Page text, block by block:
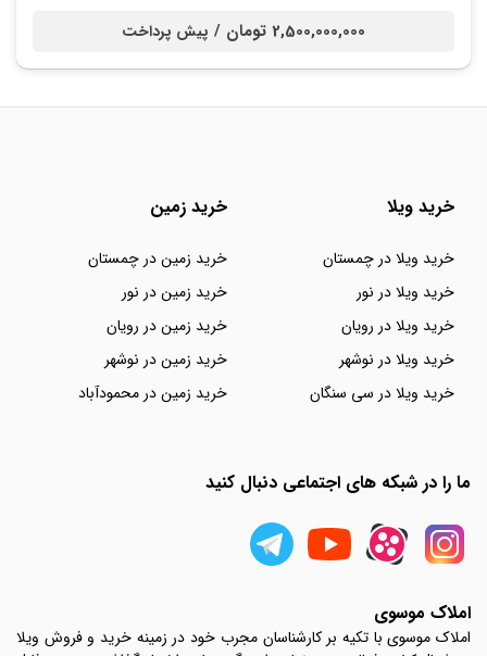
2,500,000,000 تومان / پیش پرداخت
خرید ویلا
خرید ویلا در چمستان
خرید ویلا در نور
خرید ویلا در رویان
خرید ویلا در نوشهر
خرید ویلا در سی سنگان
خرید زمین
خرید زمین در چمستان
خرید زمین در نور
خرید زمین در رویان
خرید زمین در نوشهر
خرید زمین در محمودآباد
ما را در شبکه های اجتماعی دنبال کنید
املاک موسوی
املاک موسوی با تکیه بر کارشناسان مجرب خود در زمینه خرید و فروش ویلا